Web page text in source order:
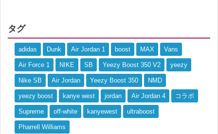
タグ
adidas Dunk Air Jordan 1 boost MAX Vans
Air Force 1 NIKE SB Yeezy Boost 350 V2 yeezy
Nike SB Air Jordan Yeezy Boost 350 NMD
yeezy boost kanye west jordan Air Jordan 4 コラボ
Supreme off-white kanyewest ultraboost
Pharrell Williams